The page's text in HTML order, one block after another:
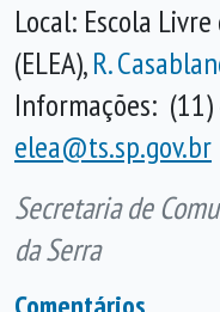
Local: Escola
(ELEA),R.
Informações:
elea@ts.sp.gov.br
Secretaria de
da Serra